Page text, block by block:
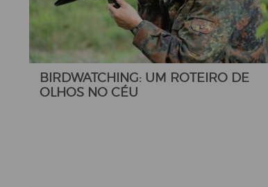
BIRDWATCHING: UM ROTEIRO DE
OLHOS NO CÉU